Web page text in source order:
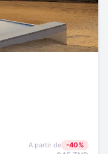
A partir de -40%